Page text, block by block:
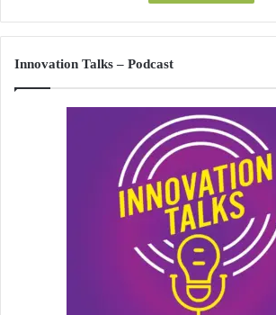
Innovation Talks – Podcast